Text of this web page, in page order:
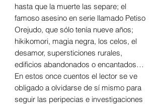
hasta que la muerte las separe; el
famoso asesino en serie llamado Petiso
Orejudo, que sólo tenía nueve años;
hikikomori, magia negra, los celos, el
desamor, supersticiones rurales,
edificios abandonados o encantados…
En estos once cuentos el lector se ve
obligado a olvidarse de sí mismo para
seguir las peripecias e investigaciones